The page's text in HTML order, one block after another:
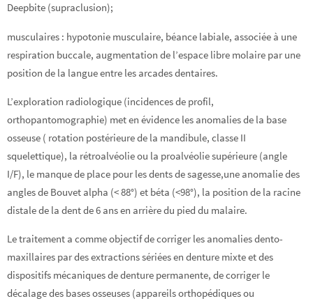
Deepbite (supraclusion);
musculaires : hypotonie musculaire, béance labiale, associée à une
respiration buccale, augmentation de l’espace libre molaire par une
position de la langue entre les arcades dentaires.
L’exploration radiologique (incidences de profil,
orthopantomographie) met en évidence les anomalies de la base
osseuse ( rotation postérieure de la mandibule, classe II
squelettique), la rétroalvéolie ou la proalvéolie supérieure (angle
I/F), le manque de place pour les dents de sagesse,une anomalie des
angles de Bouvet alpha (< 88°) et béta (<98°), la position de la racine
distale de la dent de 6 ans en arrière du pied du malaire.
Le traitement a comme objectif de corriger les anomalies dento-
maxillaires par des extractions sériées en denture mixte et des
dispositifs mécaniques de denture permanente, de corriger le
décalage des bases osseuses (appareils orthopédiques ou